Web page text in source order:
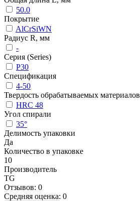
50.0
Покрытие
AlCrSiWN
Радиус R, мм
-
Серия (Series)
P30
Спецификация
4-50
Твердость обрабатываемых материалов
HRC 48
Угол спирали
35°
Делимость упаковки
Да
Количество в упаковке
10
Производитель
TG
Отзывов: 0
Средняя оценка: 0